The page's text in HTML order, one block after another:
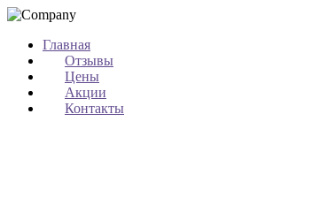
Главная
Отзывы
Цены
Акции
Контакты